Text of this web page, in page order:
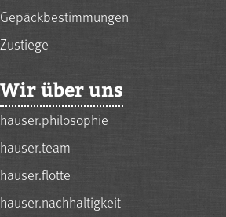
Gepäckbestimmungen
Zustiege
Wir über uns
hauser.philosophie
hauser.team
hauser.flotte
hauser.nachhaltigkeit